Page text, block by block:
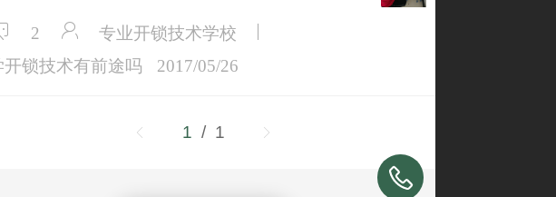
2
专业开锁技术学校
开锁技术有前途吗
2017/05/26
1 / 1